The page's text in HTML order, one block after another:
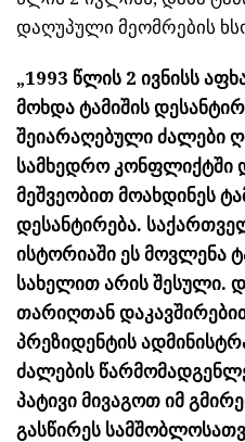
დაღუპული მეომრების
„1993 წლის 2 ივნისს
მოხდა ტამიშის
შეიარაღებული ძალები
სამხედრო კონფლიქტში
მეშვეობით მოახდინეს
დესანტირება.
ისტორიაში ეს მოვლენა
სახელით არის შესული.
თარიღთან
პრეზიდენტის
ძალების
პატივი მივაგოთ იმ
გასწირეს